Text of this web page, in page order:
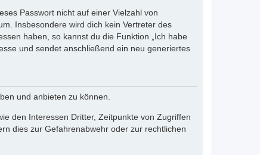
Passwort nicht auf einer Vielzahl von
Insbesondere wird dich kein Vertreter des
haben, so kannst du die Funktion „Ich habe
und sendet anschließend ein neu generiertes
und anbieten zu können.
den Interessen Dritter, Zeitpunkte von Zugriffen
dies zur Gefahrenabwehr oder zur rechtlichen